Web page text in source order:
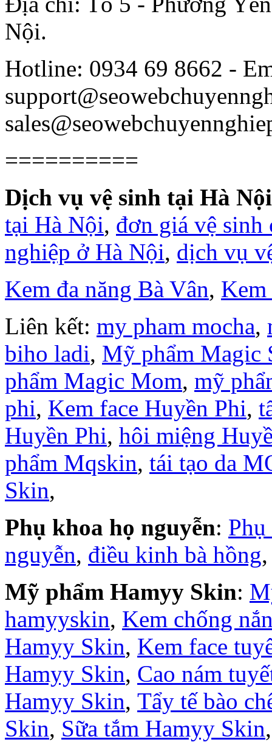
Nội.
Hotline: 0934 69 8662 -
==========
Dịch vụ vệ sinh tại Hà
tại Hà Nội, đơn giá vệ sinh
nghiệp ở Hà Nội, dịch vụ
Kem đa năng Bà Vân,
Liên kết: my pham mocha,
biho ladi, Mỹ phẩm Magic
phẩm Magic Mom, mỹ
phi, Kem face Huyền Phi,
Huyền Phi, hôi miệng
phẩm Mqskin, tái tạo da
Skin,
Phụ khoa họ nguyễn:
nguyễn, điều kinh bà hồng
Mỹ phẩm Hamyy Skin:
hamyyskin, Kem chống
Hamyy Skin, Kem face
Hamyy Skin, Cao nám
Hamyy Skin, Tẩy tế bào
Skin, Sữa tắm Hamyy Skin